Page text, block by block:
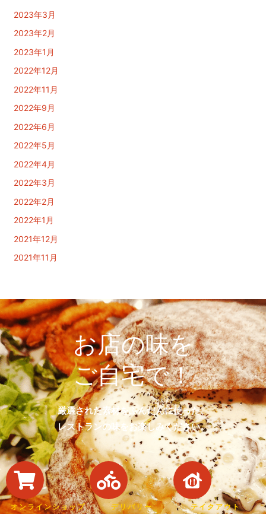
2023年3月
2023年2月
2023年1月
2022年12月
2022年11月
2022年9月
2022年6月
2022年5月
2022年4月
2022年3月
2022年2月
2022年1月
2021年12月
2021年11月
お店の味を
ご自宅で！
厳選された素材をふんだんに使った、
レストランの味をお楽しみください。
オンラインショップ デリバリー テイクアウト